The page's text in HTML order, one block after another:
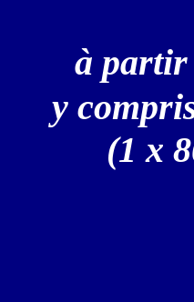
à
y
(1 x